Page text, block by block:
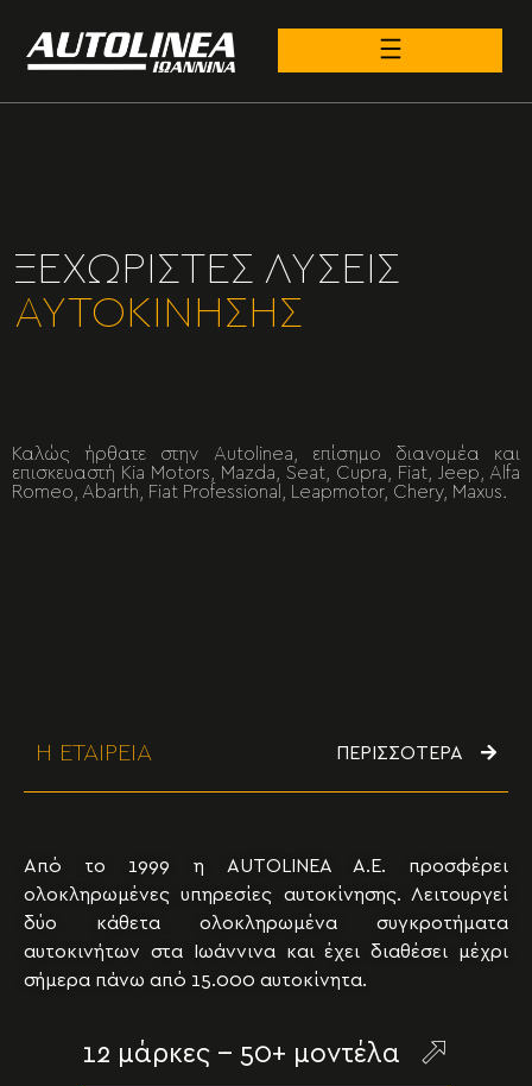
ΞΕΧΩΡΙΣΤΕΣ ΛΥΣΕΙΣ
ΑΥΤΟΚΙΝΗΣΗΣ
Καλώς ήρθατε στην Autolinea, επίσημο διανομέα και
επισκευαστή Kia Motors, Mazda, Seat, Cupra, Fiat, Jeep, Alfa
Romeo, Abarth, Fiat Professional, Leapmotor, Chery, Maxus.
Η ΕΤΑΙΡΕΙΑ ΠΕΡΙΣΣΟΤΕΡΑ
Από το 1999 η AUTOLINEA A.E. προσφέρει
ολοκληρωμένες υπηρεσίες αυτοκίνησης. Λειτουργεί
δύο κάθετα ολοκληρωμένα συγκροτήματα
αυτοκινήτων στα Ιωάννινα και έχει διαθέσει μέχρι
σήμερα πάνω από 15.000 αυτοκίνητα.
12 μάρκες -- 50+ μοντέλα